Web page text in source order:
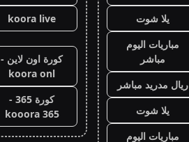
يلا شوت
مباريات اليوم
مباشر
ريال مدريد مباشر
يلا شوت
مباريات اليوم
koora live
كورة اون لاين -
koora onl
كورة 365 -
kooora 365